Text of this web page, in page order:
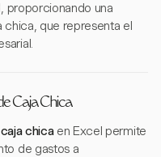
proporcionando una
chica, que representa el
Caja Chica
chicaen Excel permite
de gastos a